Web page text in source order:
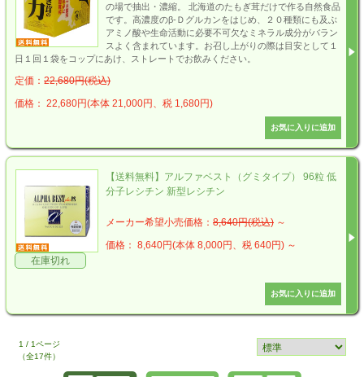
の場で抽出・濃縮。 北海道のたもぎ茸だけで作る自然食品
です。高濃度のβ-Ｄグルカンをはじめ、２０種類にも及ぶ
アミノ酸や生命活動に必要不可欠なミネラル成分がバラン
スよく含まれています。お召し上がりの際は目安として１
日１回１袋をコップにあけ、ストレートでお飲みください。
定価： 22,680円(税込)
価格： 22,680円(本体 21,000円、税 1,680円)
【送料無料】アルファベスト（グミタイプ） 96粒 低
分子レシチン 新型レシチン
メーカー希望小売価格： 8,640円(税込) ～
価格： 8,640円(本体 8,000円、税 640円) ～
在庫切れ
1 / 1ページ
（全17件）